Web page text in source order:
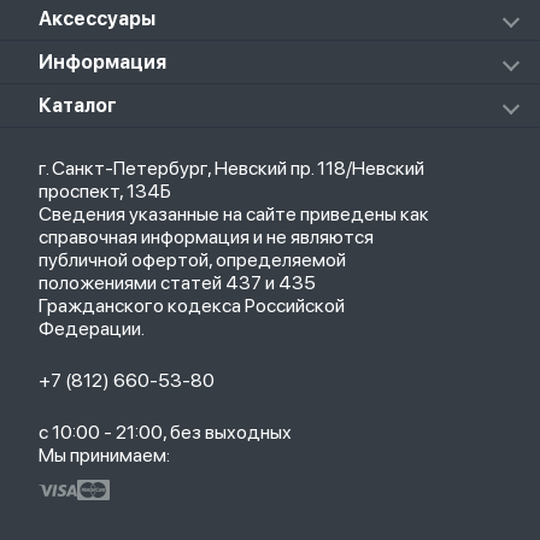
Xiaomi Pad 6
Xiaomi Redmi Pad
Redmi Buds 4 Pro
Notebook Pro
Колонки
Роботы-пылесосы
Стилусы
Товары для детей
Саундбары
Мониторы
ТВ-приставки
Аксессуары
Аксессуары к пылесосам и швабрам
Чехлы
Рюкзаки
Кабели
Зарядные устройства
Информация
О магазине
Политика конфиденциальности
Оплата и доставка
Партнерская программа
Гарантия
Обмен и возврат
Бонусы
Trade-in
Каталог
Новые поступления
Популярное
Акции
г. Санкт-Петербург, Невский пр. 118/Невский
проспект, 134Б
Сведения указанные на сайте приведены как
справочная информация и не являются
публичной офертой, определяемой
положениями статей 437 и 435
Гражданского кодекса Российской
Федерации.
+7 (812) 660-53-80
с 10:00 - 21:00, без выходных
Мы принимаем: